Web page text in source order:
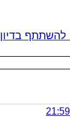
בדיון